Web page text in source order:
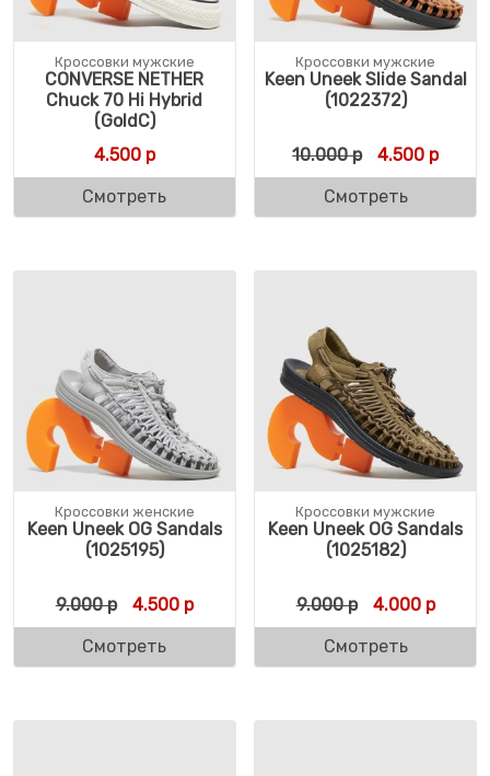
Кроссовки мужские
CONVERSE NETHER
Chuck 70 Hi Hybrid
(GoldC)
4.500р
Смотреть
Кроссовки мужские
Keen Uneek Slide Sandal
(1022372)
10.000р 4.500 р
Смотреть
Кроссовки женские
Keen Uneek OG Sandals
(1025195)
9.000р Первоначальная цена составляла 9.000
4.500рТекущая цена: 4.500 р.
Смотреть
Кроссовки мужские
Keen Uneek OG Sandals
(1025182)
9.000р 4.000р
Смотреть